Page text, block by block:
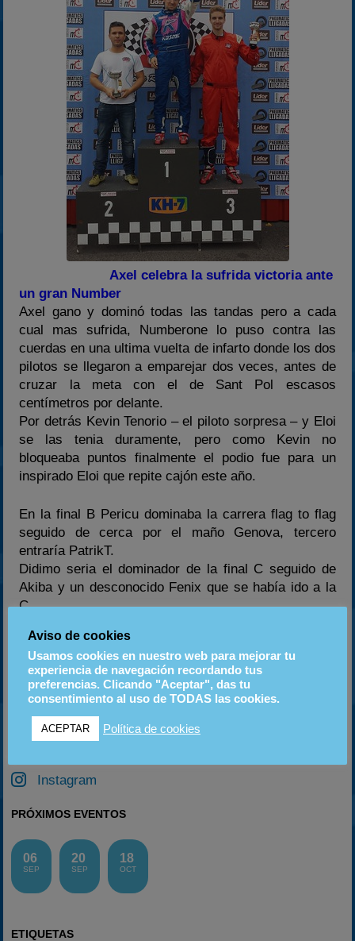
Axel celebra la sufrida victoria ante
un gran Number
Axel gano y dominó todas las tandas pero a cada
cual mas sufrida, Numberone lo puso contra las
cuerdas en una ultima vuelta de infarto donde los dos
pilotos se llegaron a emparejar dos veces, antes de
cruzar la meta con el de Sant Pol escasos
centímetros por delante.
Por detrás Kevin Tenorio – el piloto sorpresa – y Eloi
se las tenia duramente, pero como Kevin no
bloqueaba puntos finalmente el podio fue para un
inspirado Eloi que repite cajón este año.
En la final B Pericu dominaba la carrera flag to flag
seguido de cerca por el maño Genova, tercero
entraría PatrikT.
Didimo seria el dominador de la final C seguido de
Akiba y un desconocido Fenix que se había ido a la
C.
ANTERIOR
Previo: VI GP Craks de Cardedeu
Instagram
PRÓXIMOS EVENTOS
06
SEP
20
SEP
18
OCT
ETIQUETAS
Aviso de cookies
Usamos cookies en nuestro web para mejorar tu
experiencia de navegación recordando tus
preferencias. Clicando "Aceptar", das tu
consentimiento al uso de TODAS las cookies.
ACEPTAR Política de cookies